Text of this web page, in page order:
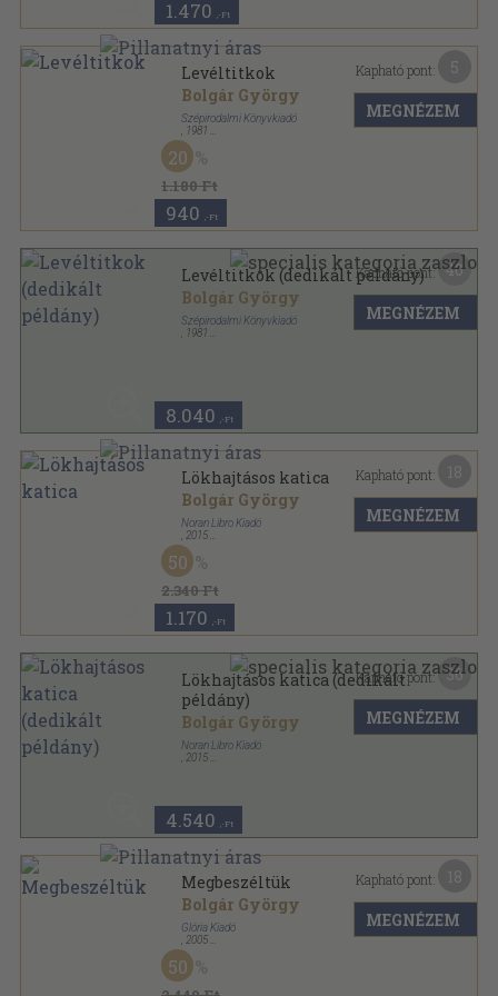
1.470 ,-Ft
Levéltitkok
Bolgár György
Szépirodalmi Könyvkiadó
1981
Fűzött keménykötés
1.180 Ft
20
940 ,-Ft
Kapható pont:
MEGNÉZEM
Levéltitkok (dedikált példány)
Bolgár György
Szépirodalmi Könyvkiadó
1981
8.040 ,-Ft
Kapható pont: 40
MEGNÉZEM
Lökhajtásos katica
Bolgár György
Noran Libro Kiadó
2015
Ragasztott papírkötés
2.340 Ft
50
1.170 ,-Ft
Kapható pont:
MEGNÉZEM
Lökhajtásos katica (dedikált
példány)
Bolgár György
Noran Libro Kiadó
2015
4.540 ,-Ft
Kapható pont: 36
MEGNÉZEM
Megbeszéltük
Bolgár György
Glória Kiadó
2005
Fűzött kemény papírkötés
50
Kapható pont:
MEGNÉZEM